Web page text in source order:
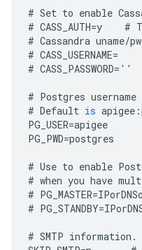
# Set to enable
# CASS_AUTH=y #
# Cassandra uname/
# CASS_USERNAME=
# CASS_PASSWORD= ''
# Postgres username
# Default is apigee :
PG_USER=apigee
PG_PWD=postgres
# Use to enable
# when you have
# PG_MASTER=
# PG_STANDBY=
# SMTP information .